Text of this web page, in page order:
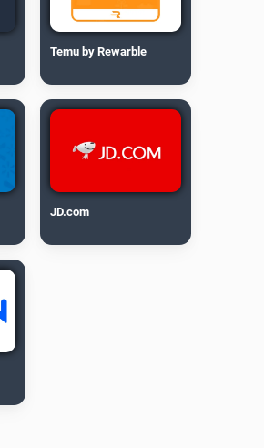
Temu by Rewarble
JD.com